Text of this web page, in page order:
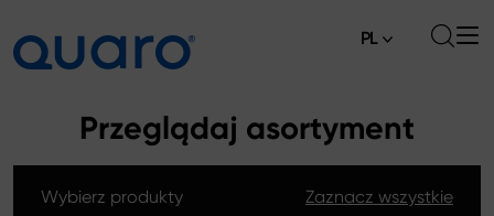
Klocki hamulcowe
Aktualności
PL
Przeglądaj asortyment
Wybierz produkty Zaznacz wszystkie